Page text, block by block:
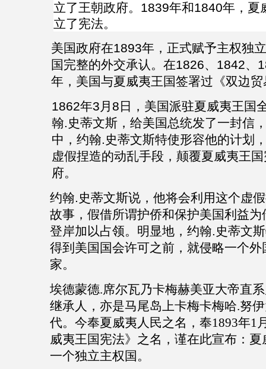
立了王朝政府。 1839年和1840年，夏
立了宪法。
美国政府在1893年，正式赋予主权独
国完整的外交承认。在1826、 1842、
年，美国与夏威夷王国签署过《双边
1862年3 月 8 日，美国派驻夏威夷王国
翰. 史蒂文斯，给美国总统发了一封信
中，约翰.史蒂文斯特使形容他的计划
虚假捏造的动乱手段，颠覆夏威夷王
府。
约翰.史蒂文斯说，他将会利用这个虚
故事，假借所谓护侨和保护美国利益为
登岸加以占领。明显地，约翰.史蒂文
得到美国国会许可之前，就侵略一个外
家。
埃德蒙德.席尔瓦乃卡梅赫美亚大帝直
继承人，亦是马尾岛上卡梅卡梅哈.努
代。今奉夏威夷人民之名，奉1893年1
威夷王国宪法》之名，谨在此宣布：夏
一个独立主权国。